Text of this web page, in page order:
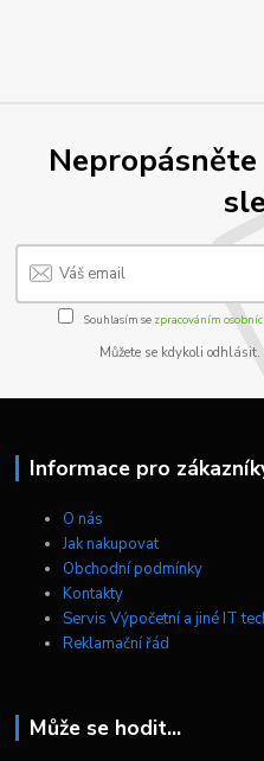
Nepropásněte
Souhlasím se zpracováním
Můžete se kdykoli
Informace pro
O nás
Jak nakupovat
Obchodní podmínky
Kontakty
Servis Výpočetní a jiné IT
Reklamační řád
Může se hodit...